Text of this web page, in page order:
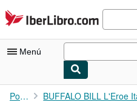
Pasar al contenido principal
IberLibro.com
Menú
Mi cuenta
Portada